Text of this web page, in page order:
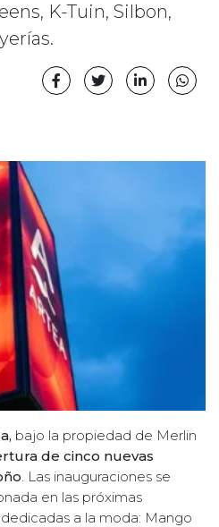
K-Tuin, Silbon,
bajo la propiedad de Merlin
de cinco nuevas
. Las inauguraciones se
en las próximas
a la moda: Mango